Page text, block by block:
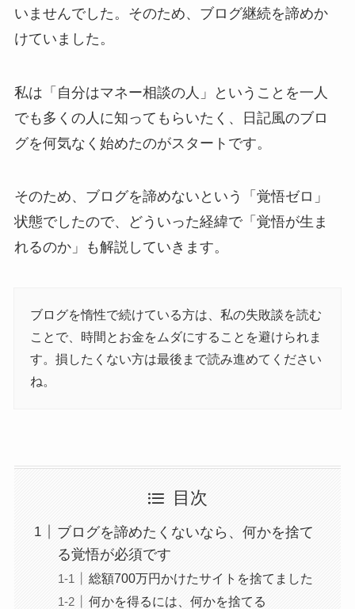
いませんでした。そのため、ブログ継続を諦めか
けていました。
私は「自分はマネー相談の人」ということを一人
でも多くの人に知ってもらいたく、日記風のブロ
グを何気なく始めたのがスタートです。
そのため、ブログを諦めないという「覚悟ゼロ」
状態でしたので、どういった経緯で「覚悟が生ま
れるのか」も解説していきます。
ブログを惰性で続けている方は、私の失敗談を読む
ことで、時間とお金をムダにすることを避けられま
す。損したくない方は最後まで読み進めてください
ね。
目次
ブログを諦めたくないなら、何かを捨て
る覚悟が必須です
総額700万円かけたサイトを捨てました
何かを得るには、何かを捨てる